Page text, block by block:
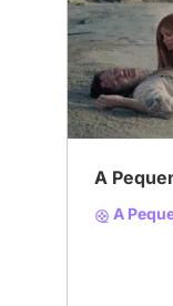
A
A